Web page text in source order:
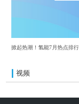
掀起热潮！氢能7月热点排
视频